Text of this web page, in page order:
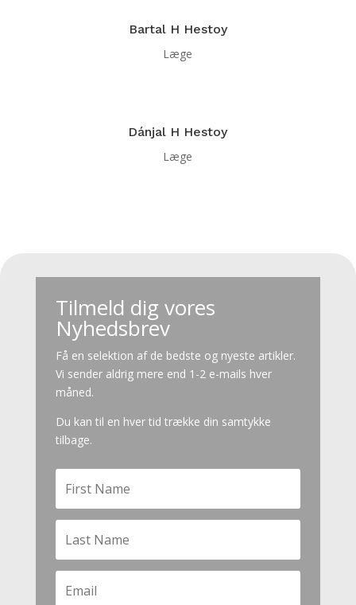
Bartal H Hestoy
Læge
Dánjal H Hestoy
Læge
Tilmeld dig vores
Nyhedsbrev
Få en selektion af de bedste og nyeste artikler.
Vi sender aldrig mere end 1-2 e-mails hver
måned.
Du kan til en hver tid trække din samtykke
tilbage.